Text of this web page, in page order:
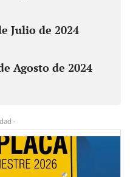
Julio de 2024
Agosto de 2024
-